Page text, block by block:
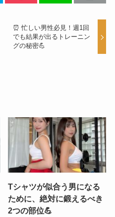
⏰ 忙しい男性必見！週1回
でも結果が出るトレーニン
グの秘密💪
Tシャツが似合う男になる
ために、絶対に鍛えるべき
2つの部位💪